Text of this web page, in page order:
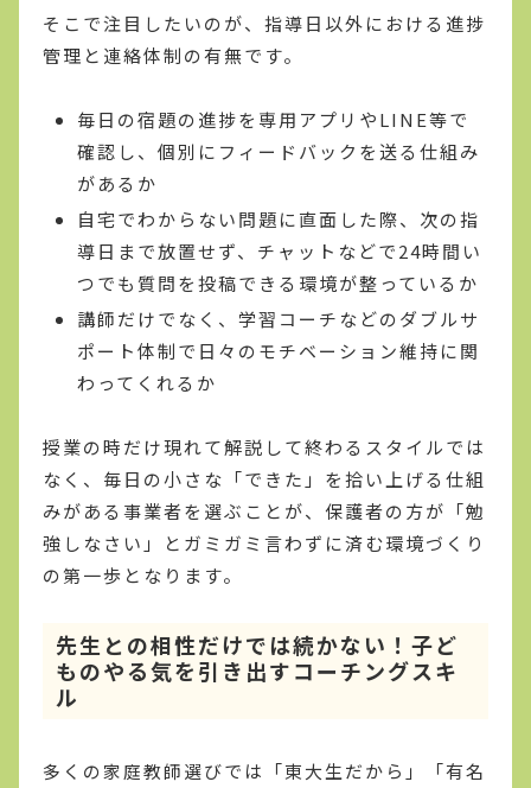
そこで注目したいのが、指導日以外における進捗
管理と連絡体制の有無です。
毎日の宿題の進捗を専用アプリやLINE等で
確認し、個別にフィードバックを送る仕組み
があるか
自宅でわからない問題に直面した際、次の指
導日まで放置せず、チャットなどで24時間い
つでも質問を投稿できる環境が整っているか
講師だけでなく、学習コーチなどのダブルサ
ポート体制で日々のモチベーション維持に関
わってくれるか
授業の時だけ現れて解説して終わるスタイルでは
なく、毎日の小さな「できた」を拾い上げる仕組
みがある事業者を選ぶことが、保護者の方が「勉
強しなさい」とガミガミ言わずに済む環境づくり
の第一歩となります。
先生との相性だけでは続かない！子ど
ものやる気を引き出すコーチングスキ
ル
多くの家庭教師選びでは「東大生だから」「有名